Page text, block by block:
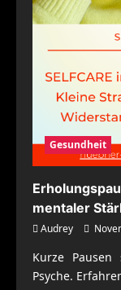
Gesundheit
mentaler
Audrey
Kurze
Psyche.